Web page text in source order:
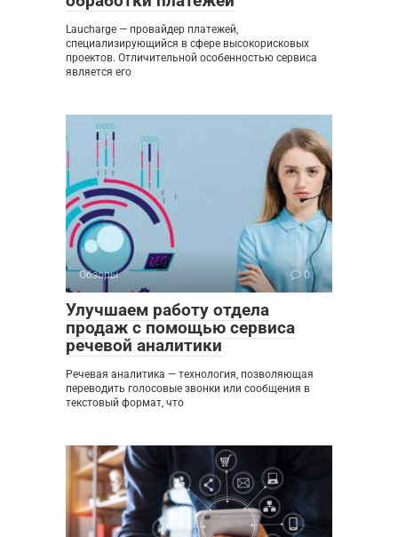
Laucharge — провайдер платежей,
специализирующийся в сфере высокорисковых
проектов. Отличительной особенностью сервиса
является его
Обзоры 0
Улучшаем работу отдела
продаж с помощью сервиса
речевой аналитики
Речевая аналитика — технология, позволяющая
переводить голосовые звонки или сообщения в
текстовый формат, что